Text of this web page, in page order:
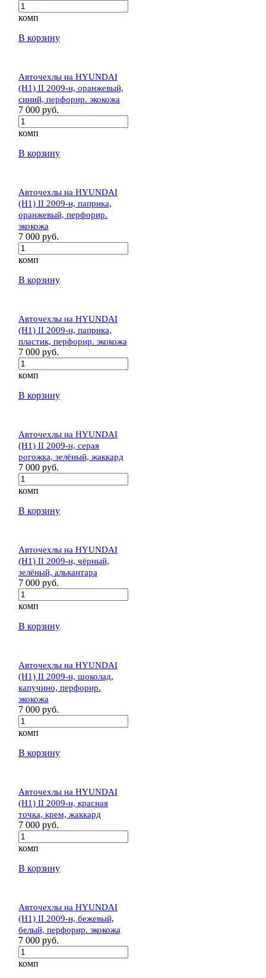
комп
В корзину
Авточехлы на HYUNDAI
(H1) II 2009-н, оранжевый,
синий, перфорир. экокожа
7 000 руб.
комп
В корзину
Авточехлы на HYUNDAI
(H1) II 2009-н, паприка,
оранжевый, перфорир.
экокожа
7 000 руб.
комп
В корзину
Авточехлы на HYUNDAI
(H1) II 2009-н, паприка,
пластик, перфорир. экокожа
7 000 руб.
комп
В корзину
Авточехлы на HYUNDAI
(H1) II 2009-н, серая
рогожка, зелёный, жаккард
7 000 руб.
комп
В корзину
Авточехлы на HYUNDAI
(H1) II 2009-н, чёрный,
зелёный, алькантара
7 000 руб.
комп
В корзину
Авточехлы на HYUNDAI
(H1) II 2009-н, шоколад,
капучино, перфорир.
экокожа
7 000 руб.
комп
В корзину
Авточехлы на HYUNDAI
(H1) II 2009-н, красная
точка, крем, жаккард
7 000 руб.
комп
В корзину
Авточехлы на HYUNDAI
(H1) II 2009-н, бежевый,
белый, перфорир. экокожа
7 000 руб.
комп